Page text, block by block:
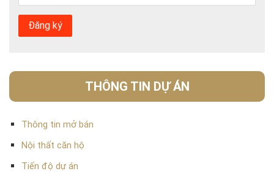
THÔNG TIN DỰ ÁN
Thông tin mở bán
Nội thất căn hộ
Tiến độ dự án